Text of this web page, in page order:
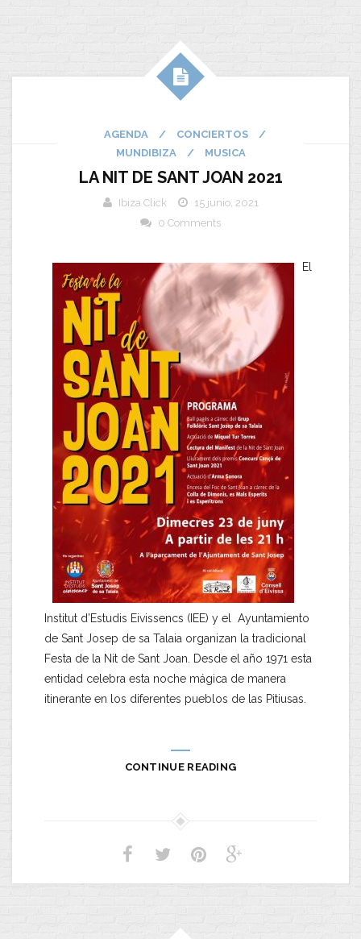
AGENDA / CONCIERTOS
/
MUNDIBIZA
/ MUSICA
LA NIT DE SANT JOAN 2021
Ibiza Click
15 junio, 2021
0 Comments
El
Institut d’Estudis Eivissencs (IEE) y el Ayuntamiento
de Sant Josep de sa Talaia organizan la tradicional
Festa de la Nit de Sant Joan. Desde el año 1971 esta
entidad celebra esta noche mágica de manera
itinerante en los diferentes pueblos de las Pitiusas.
CONTINUE READING